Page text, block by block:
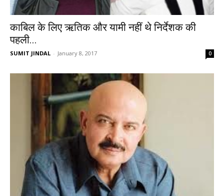
काबिल के लिए ऋतिक और यामी नहीं थे निर्देशक की
पहली...
SUMIT JINDAL - January 8, 2017 0